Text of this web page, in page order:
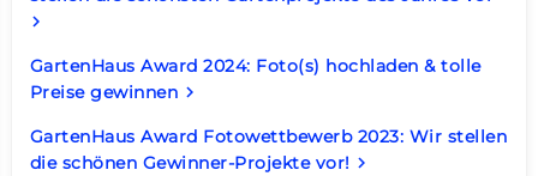
keyboard_arrow_right
GartenHaus Award 2024: Foto(s) hochladen & tolle
Preise gewinnen keyboard_arrow_right
GartenHaus Award Fotowettbewerb 2023: Wir stellen
die schönen Gewinner-Projekte vor! keyboard_arrow_right